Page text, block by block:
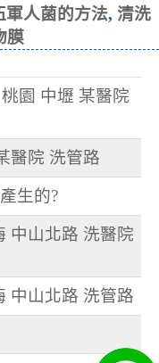
軍人菌的方法, 清洗
膜
園 中壢 某醫院
醫院 洗管路
生的?
中山北路 洗醫院
中山北路 洗管路